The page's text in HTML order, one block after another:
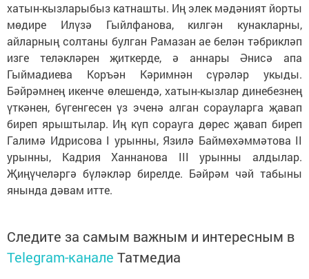
хатын-кызларыбыз катнашты. Иң элек мәдәният йорты
мөдире Илүзә Гыйлфанова, килгән кунакларны,
айларның солтаны булган Рамазан ае белән тәбрикләп
изге теләкләрен җиткерде, ә аннары Әнисә апа
Гыймадиева Коръән Кәримнән сүрәләр укыды.
Бәйрәмнең икенче өлешендә, хатын-кызлар динебезнең
үткәнен, бүгенгесен үз эченә алган сорауларга җавап
биреп ярыштылар. Иң күп сорауга дөрес җавап биреп
Галимә Идрисова I урынны, Язилә Баймөхәммәтова II
урынны, Кадрия Ханнанова III урынны алдылар.
Җиңүчеләргә бүләкләр бирелде. Бәйрәм чәй табыны
янында дәвам итте.
Следите за самым важным и интересным в
Telegram-канале Татмедиа